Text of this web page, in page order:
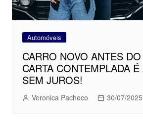
Automóveis
CARRO NOVO ANTES DO
CARTA CONTEMPLADA
SEM JUROS!
Veronica Pacheco 30/07/2025